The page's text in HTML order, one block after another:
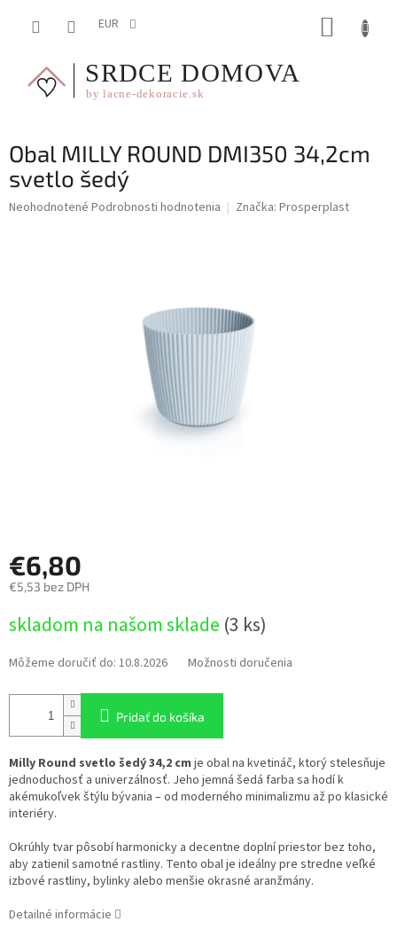
EUR
Obal MILLY ROUND DMI350 34,2cm
svetlo šedý
Priemerné
Neohodnotené Podrobnosti hodnotenia Značka: Prosperplast
€6,80
€5,53 bez DPH
cena:
skladom na našom sklade (3 ks)
Môžeme doručiť do: 10.8.2026 Možnosti doručenia
Pridať do košíka
Milly Round svetlo šedý 34,2 cm je obal na kvetináč, ktorý stelesňuje
jednoduchosť a univerzálnosť. Jeho jemná šedá farba sa hodí k
akémukoľvek štýlu bývania – od moderného minimalizmu až po klasické
interiéry.
Okrúhly tvar pôsobí harmonicky a decentne doplní priestor bez toho,
aby zatienil samotné rastliny. Tento obal je ideálny pre stredne veľké
izbové rastliny, bylinky alebo menšie okrasné aranžmány.
Detailné informácie